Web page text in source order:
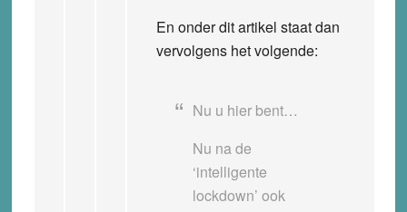
En onder dit artikel staat dan
vervolgens het volgende:
Nu u hier bent…
Nu na de
‘intelligente
lockdown’ ook